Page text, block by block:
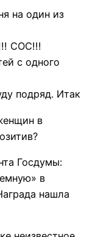
на один из
СОС!!!
с одного
подряд. Итак
в
Госдумы:
в
нашла